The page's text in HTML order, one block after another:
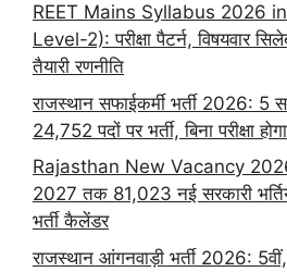
REET Mains Syllabus 2026
Level-2): परीक्षा पैटर्न, विषयवार
तैयारी रणनीति
राजस्थान सफाईकर्मी भर्ती 2026: 5
24,752 पदों पर भर्ती, बिना परीक्षा
Rajasthan New Vacancy
2027 तक 81,023 नई सरकारी
भर्ती कैलेंडर
राजस्थान आंगनवाड़ी भर्ती 2026: